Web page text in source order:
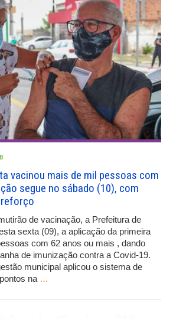
vacinou mais de mil pessoas com
segue no sábado (10), com
de vacinação, a Prefeitura de
sexta (09), a aplicação da primeira
com 62 anos ou mais , dando
de imunização contra a Covid-19.
municipal aplicou o sistema de
na …